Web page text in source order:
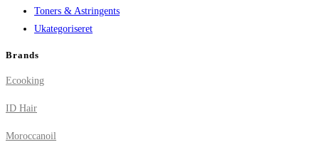
Toners & Astringents
Ukategoriseret
Brands
Ecooking
ID Hair
Moroccanoil